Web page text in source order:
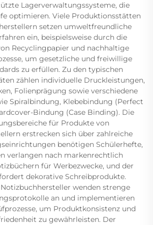
Lagerverwaltungssysteme, die
optimieren. Viele Produktionsstätten
setzen umweltfreundliche
ein, beispielsweise durch die
Recyclingpapier und nachhaltige
um gesetzliche und freiwillige
zu erfüllen. Zu den typischen
zählen individuelle Druckleistungen,
Folienprägung sowie verschiedene
Spiralbindung, Klebebindung (Perfect
Bindung (Case Binding). Die
für Produkte von
erstrecken sich über zahlreiche
benötigen Schülerhefte,
verlangen nach markenrechtlich
für Werbezwecke, und der
dekorative Schreibprodukte.
wenden strenge
an und implementieren
um Produktkonsistenz und
zu gewährleisten. Der